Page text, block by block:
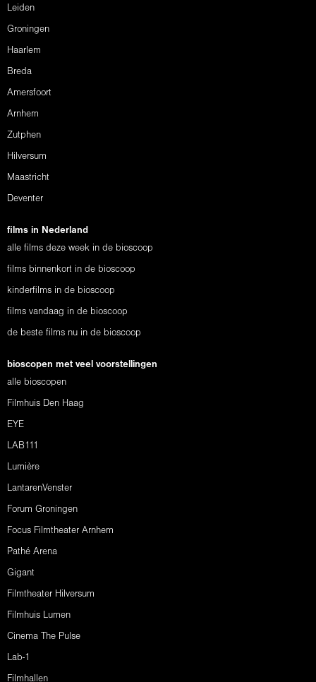
Leiden
Groningen
Haarlem
Breda
Amersfoort
Arnhem
Zutphen
Hilversum
Maastricht
Deventer
films in Nederland
alle films deze week in de bioscoop
films binnenkort in de bioscoop
kinderfilms in de bioscoop
films vandaag in de bioscoop
de beste films nu in de bioscoop
bioscopen met veel voorstellingen
alle bioscopen
Filmhuis Den Haag
EYE
LAB111
Lumière
LantarenVenster
Forum Groningen
Focus Filmtheater Arnhem
Pathé Arena
Gigant
Filmtheater Hilversum
Filmhuis Lumen
Cinema The Pulse
Lab-1
Filmhallen